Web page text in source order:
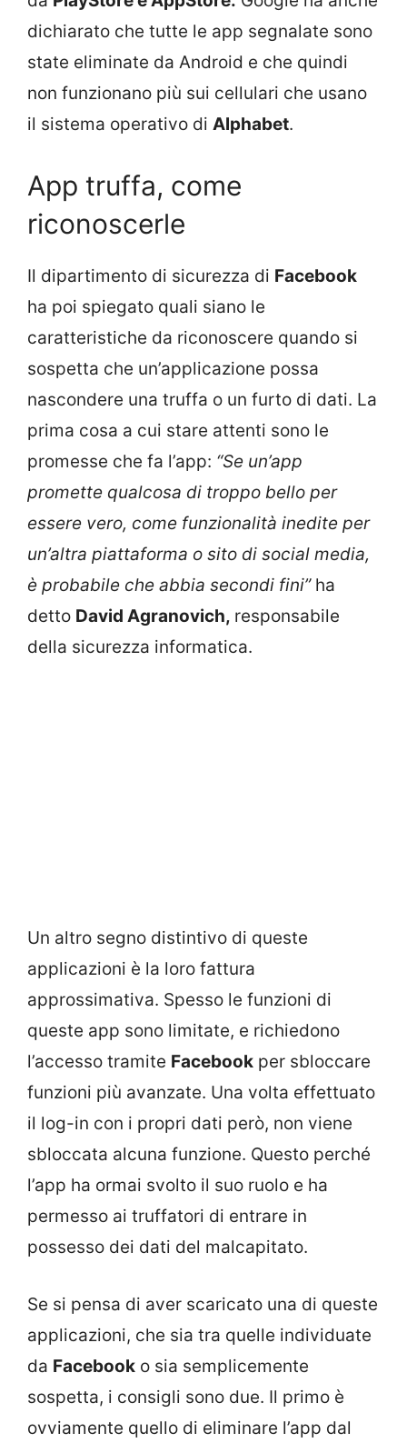
dichiarato che tutte le app segnalate sono
state eliminate da Android e che quindi
non funzionano più sui cellulari che usano
il sistema operativo di Alphabet.
App truffa, come
riconoscerle
Il dipartimento di sicurezza di Facebook
ha poi spiegato quali siano le
caratteristiche da riconoscere quando si
sospetta che un’applicazione possa
nascondere una truffa o un furto di dati. La
prima cosa a cui stare attenti sono le
promesse che fa l’app: “Se un’app
promette qualcosa di troppo bello per
essere vero, come funzionalità inedite per
un’altra piattaforma o sito di social media,
è probabile che abbia secondi fini”ha
detto David Agranovich, responsabile
della sicurezza informatica.
Un altro segno distintivo di queste
applicazioni è la loro fattura
approssimativa. Spesso le funzioni di
queste app sono limitate, e richiedono
l’accesso tramite Facebook per sbloccare
funzioni più avanzate. Una volta effettuato
il log-in con i propri dati però, non viene
sbloccata alcuna funzione. Questo perché
l’app ha ormai svolto il suo ruolo e ha
permesso ai truffatori di entrare in
possesso dei dati del malcapitato.
Se si pensa di aver scaricato una di queste
applicazioni, che sia tra quelle individuate
da Facebook o sia semplicemente
sospetta, i consigli sono due. Il primo è
ovviamente quello di eliminare l’app dal